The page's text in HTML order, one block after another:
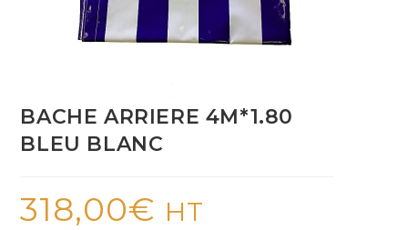
BACHE ARRIERE 4M*1.80
BLEU BLANC
318,00€ HT